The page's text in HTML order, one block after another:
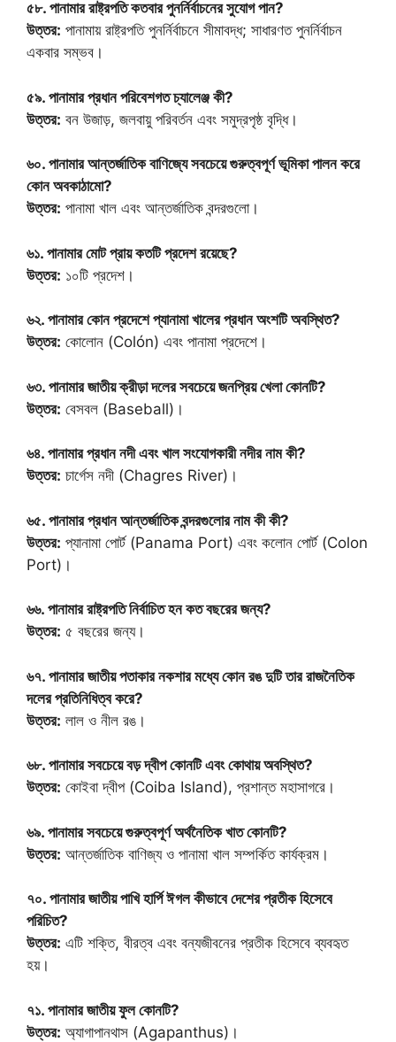
৫৮. পানামার রাষ্ট্রপতি কতবার পুনর্নির্বাচনের সুযোগ পান?
উত্তর: পানামায় রাষ্ট্রপতি পুনর্নির্বাচনে সীমাবদ্ধ; সাধারণত পুনর্নির্বাচন
একবার সম্ভব।
৫৯. পানামার প্রধান পরিবেশগত চ্যালেঞ্জ কী?
উত্তর: বন উজাড়, জলবায়ু পরিবর্তন এবং সমুদ্রপৃষ্ঠ বৃদ্ধি।
৬০. পানামার আন্তর্জাতিক বাণিজ্যে সবচেয়ে গুরুত্বপূর্ণ ভূমিকা পালন করে
কোন অবকাঠামো?
উত্তর: পানামা খাল এবং আন্তর্জাতিক বন্দরগুলো।
৬১. পানামার মোট প্রায় কতটি প্রদেশ রয়েছে?
উত্তর: ১০টি প্রদেশ।
৬২. পানামার কোন প্রদেশে প্যানামা খালের প্রধান অংশটি অবস্থিত?
উত্তর: কোলোন (Colón) এবং পানামা প্রদেশে।
৬৩. পানামার জাতীয় ক্রীড়া দলের সবচেয়ে জনপ্রিয় খেলা কোনটি?
উত্তর: বেসবল (Baseball)।
৬৪. পানামার প্রধান নদী এবং খাল সংযোগকারী নদীর নাম কী?
উত্তর: চার্গেস নদী (Chagres River)।
৬৫. পানামার প্রধান আন্তর্জাতিক বন্দরগুলোর নাম কী কী?
উত্তর: প্যানামা পোর্ট (Panama Port) এবং কলোন পোর্ট (Colon
Port)।
৬৬. পানামার রাষ্ট্রপতি নির্বাচিত হন কত বছরের জন্য?
উত্তর: ৫ বছরের জন্য।
৬৭. পানামার জাতীয় পতাকার নকশার মধ্যে কোন রঙ দুটি তার রাজনৈতিক
দলের প্রতিনিধিত্ব করে?
উত্তর: লাল ও নীল রঙ।
৬৮. পানামার সবচেয়ে বড় দ্বীপ কোনটি এবং কোথায় অবস্থিত?
উত্তর: কোইবা দ্বীপ (Coiba Island), প্রশান্ত মহাসাগরে।
৬৯. পানামার সবচেয়ে গুরুত্বপূর্ণ অর্থনৈতিক খাত কোনটি?
উত্তর: আন্তর্জাতিক বাণিজ্য ও পানামা খাল সম্পর্কিত কার্যক্রম।
৭০. পানামার জাতীয় পাখি হার্পি ঈগল কীভাবে দেশের প্রতীক হিসেবে
পরিচিত?
উত্তর: এটি শক্তি, বীরত্ব এবং বন্যজীবনের প্রতীক হিসেবে ব্যবহৃত
হয়।
৭১. পানামার জাতীয় ফুল কোনটি?
উত্তর: অ্যাগাপানথাস (Agapanthus)।